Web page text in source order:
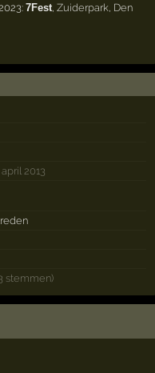
7Fest,Zuiderpark, Den
2013
stemmen)